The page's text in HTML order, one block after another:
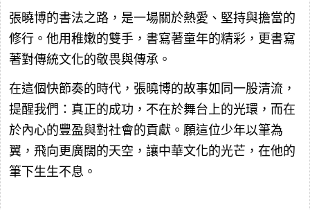
張曉博的書法之路，是一場關於熱愛、堅持與擔當的
修行。他用稚嫩的雙手，書寫著童年的精彩，更書寫
著對傳統文化的敬畏與傳承。
在這個快節奏的時代，張曉博的故事如同一股清流，
提醒我們：真正的成功，不在於舞台上的光環，而在
於內心的豐盈與對社會的貢獻。願這位少年以筆為
翼，飛向更廣闊的天空，讓中華文化的光芒，在他的
筆下生生不息。